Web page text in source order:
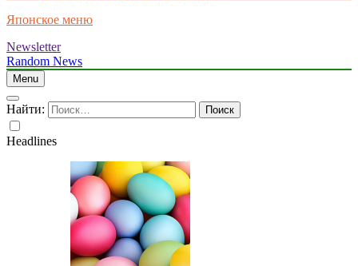
Японское меню
Newsletter
Random News
Menu
Найти:
Headlines